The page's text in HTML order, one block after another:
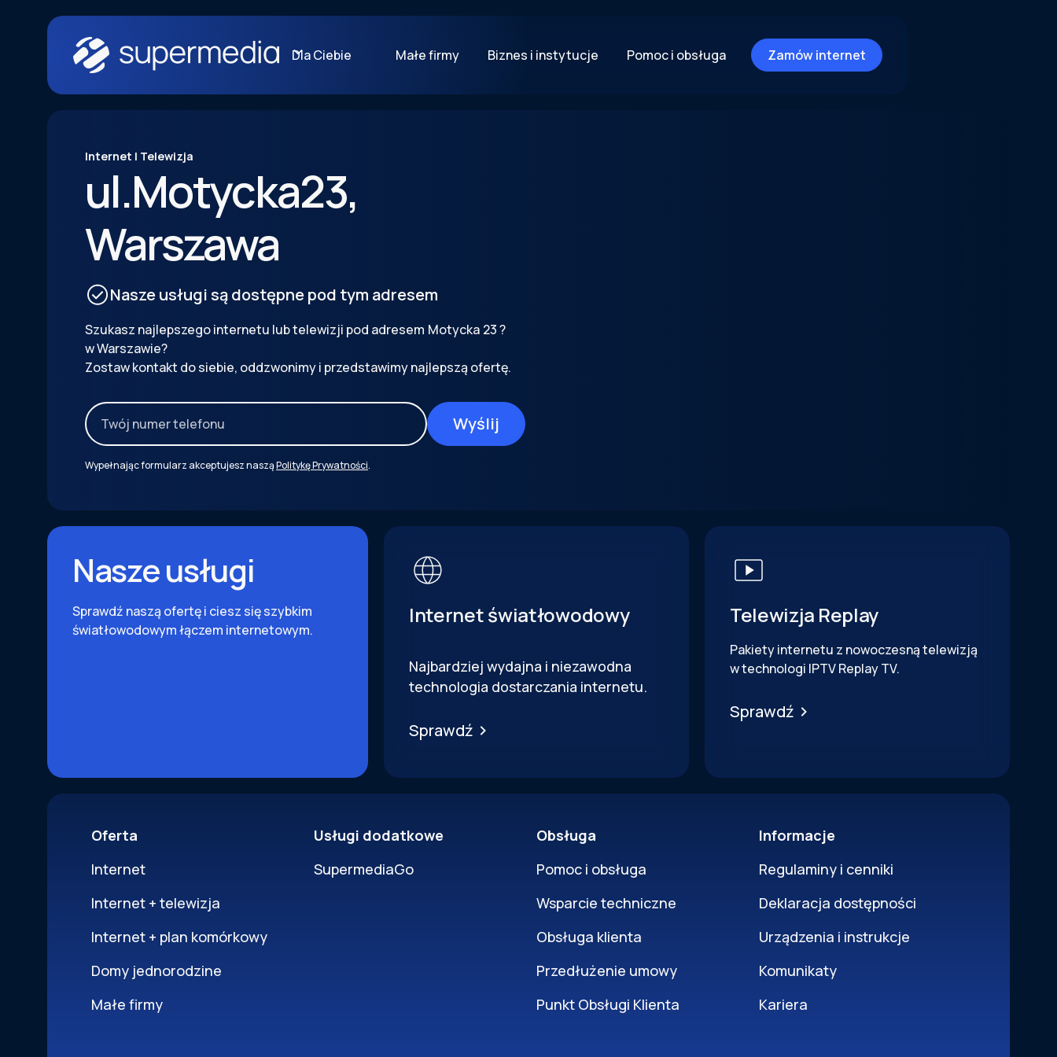
Dla Ciebie Małe firmy Biznes i instytucje Pomoc i obsługa Zamów internet
Internet | Telewizja
ul.Motycka23,
Warszawa
Nasze usługi są dostępne pod tym adresem
Szukasz najlepszego internetu lub telewizji pod adresem Motycka 23?
w Warszawie?
Zostaw kontakt do siebie, oddzwonimy i przedstawimy najlepszą ofertę.
Wypełnając formularz akceptujesz nasząPolitykę Prywatności.
Nasze usługi
Sprawdź naszą ofertę i ciesz się szybkim
światłowodowym łączem internetowym.
Internet światłowodowy
Najbardziej wydajna i niezawodna
technologia dostarczania internetu.
Sprawdź
Telewizja Replay
Pakiety internetu z nowoczesną telewizją
w technologi IPTV Replay TV.
Sprawdź
Oferta
Internet
Internet + telewizja
Internet + plan komórkowy
Domy jednorodzine
Małe firmy
Usługi dodatkowe
SupermediaGo
Obsługa
Pomoc i obsługa
Wsparcie techniczne
Obsługa klienta
Przedłużenie umowy
Punkt Obsługi Klienta
Informacje
Regulaminy i cenniki
Deklaracja dostępności
Urządzenia i instrukcje
Komunikaty
Kariera